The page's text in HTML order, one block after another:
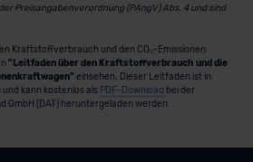
Preisangabenverordnung (PAngV) Abs. 4 und sind
Kraftstoffverbrauch und den CO₂-Emissionen
"Leitfaden über den Kraftstoffverbrauch und die
einsehen. Dieser Leitfaden ist in
kann kostenlos als PDF-Download bei der
GmbH (DAT) heruntergeladen werden.